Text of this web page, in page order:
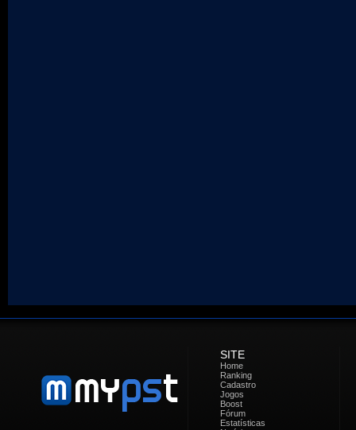
SITE
Home
Ranking
Cadastro
Jogos
Boost
Fórum
Estatísticas